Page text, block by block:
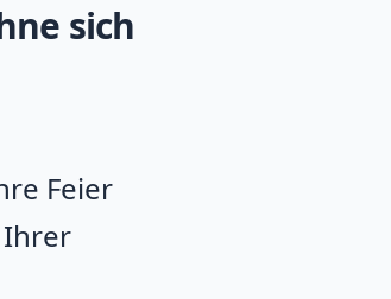
sich
Feier
Ihrer